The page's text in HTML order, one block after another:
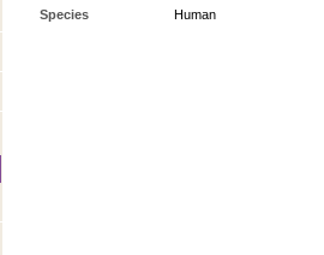
Species
Human